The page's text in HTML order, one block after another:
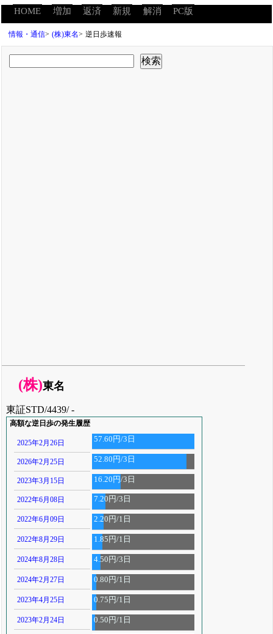
HOME 増加 返済 新規 解消 PC版
情報・通信> (株)東名> 逆日歩速報
(株)東名
東証STD/4439/ -
高額な逆日歩の発生履歴
2025年2月26日 57.60円/3日
2026年2月25日 52.80円/3日
2023年3月15日 16.20円/3日
2022年6月08日 7.20円/3日
2022年6月09日 2.20円/1日
2022年8月29日 1.85円/1日
2024年8月28日 4.50円/3日
2024年2月27日 0.80円/1日
2023年4月25日 0.75円/1日
2023年2月24日 0.50円/1日